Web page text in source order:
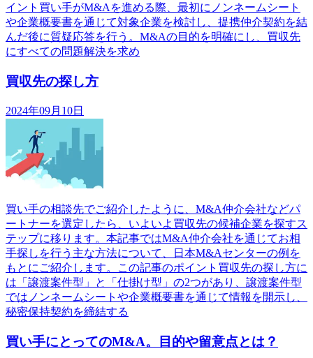
イント買い手がM&Aを進める際、最初にノンネームシート
や企業概要書を通じて対象企業を検討し、提携仲介契約を結
んだ後に質疑応答を行う。M&Aの目的を明確にし、買収先
にすべての問題解決を求め
買収先の探し方
2024年09月10日
買い手の相談先でご紹介したように、M&A仲介会社などパ
ートナーを選定したら、いよいよ買収先の候補企業を探すス
テップに移ります。本記事ではM&A仲介会社を通じてお相
手探しを行う主な方法について、日本M&Aセンターの例を
もとにご紹介します。この記事のポイント買収先の探し方に
は「譲渡案件型」と「仕掛け型」の2つがあり、譲渡案件型
ではノンネームシートや企業概要書を通じて情報を開示し、
秘密保持契約を締結する
買い手にとってのM&A。目的や留意点とは？